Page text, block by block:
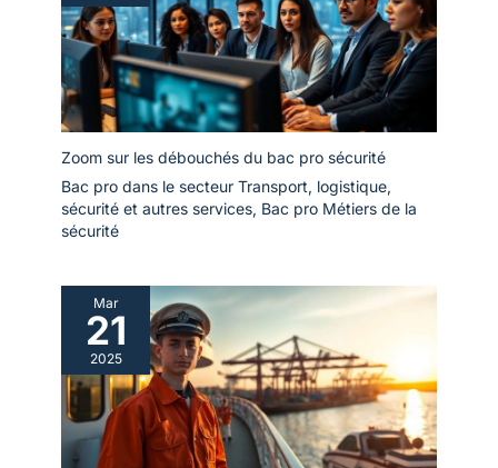
Zoom sur les débouchés du bac pro sécurité
Bac pro dans le secteur Transport, logistique,
sécurité et autres services, Bac pro Métiers de la
sécurité
Mar
21
2025